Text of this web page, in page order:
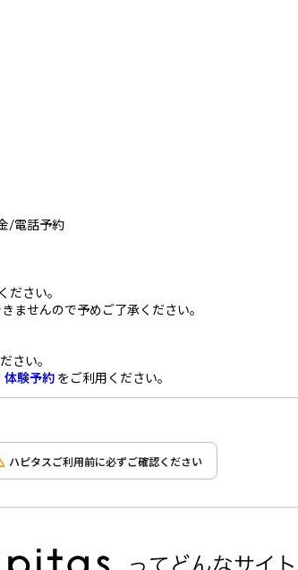
/電話予約
ださい。
ませんので予めご了承ください。
さい。
験予約 をご利用ください。
ハピタスご利用前に必ずご確認ください